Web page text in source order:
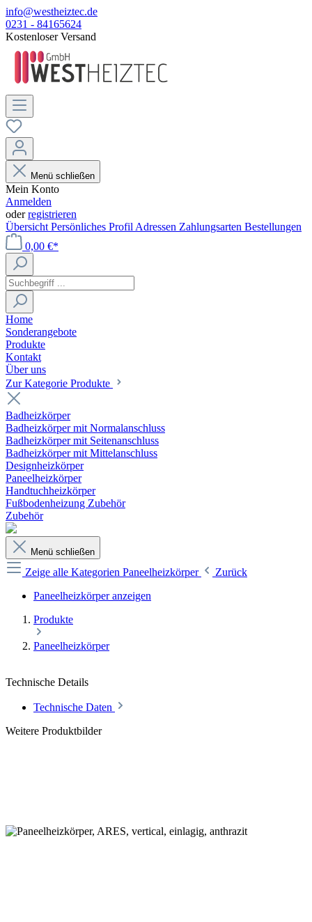
info@westheiztec.de
0231 - 84165624
Kostenloser Versand
Menü schließen
Mein Konto
Anmelden
oderregistrieren
Übersicht Persönliches Profil Adressen Zahlungsarten Bestellungen
0,00 €*
Home
Sonderangebote
Produkte
Kontakt
Über uns
Zur Kategorie Produkte
Badheizkörper
Badheizkörper mit Normalanschluss
Badheizkörper mit Seitenanschluss
Badheizkörper mit Mittelanschluss
Designheizkörper
Paneelheizkörper
Handtuchheizkörper
Fußbodenheizung Zubehör
Zubehör
Menü schließen
Zeige alle Kategorien Paneelheizkörper
Zurück
Paneelheizkörper anzeigen
Produkte
Paneelheizkörper
Technische Details
Technische Daten
Weitere Produktbilder